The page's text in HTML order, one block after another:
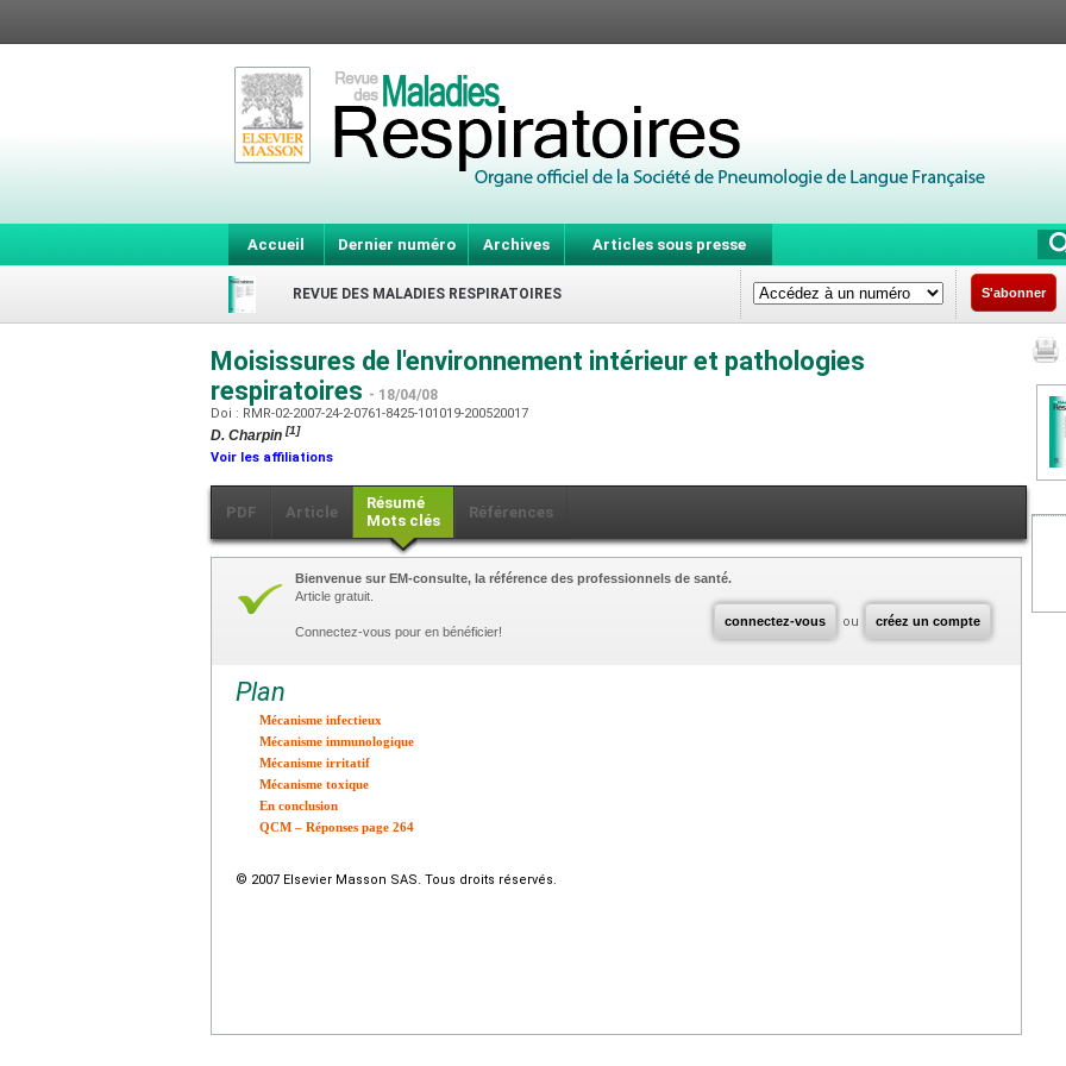
Accueil Dernier numéro Archives Articles sous presse
REVUE DES MALADIES RESPIRATOIRES S'abonner
Moisissures de l'environnement intérieur et pathologies
respiratoires - 18/04/08
Doi : RMR-02-2007-24-2-0761-8425-101019-200520017
D. Charpin [1]
Voir les affiliations
PDF Article
Résumé
Mots clés
Références
connectez-vous ou créez un compte
Bienvenue sur EM-consulte, la référence des professionnels de santé.
Article gratuit.
Connectez-vous pour en bénéficier!
Plan
Mécanisme infectieux
Mécanisme immunologique
Mécanisme irritatif
Mécanisme toxique
En conclusion
QCM – Réponses page 264
© 2007 Elsevier Masson SAS. Tous droits réservés.